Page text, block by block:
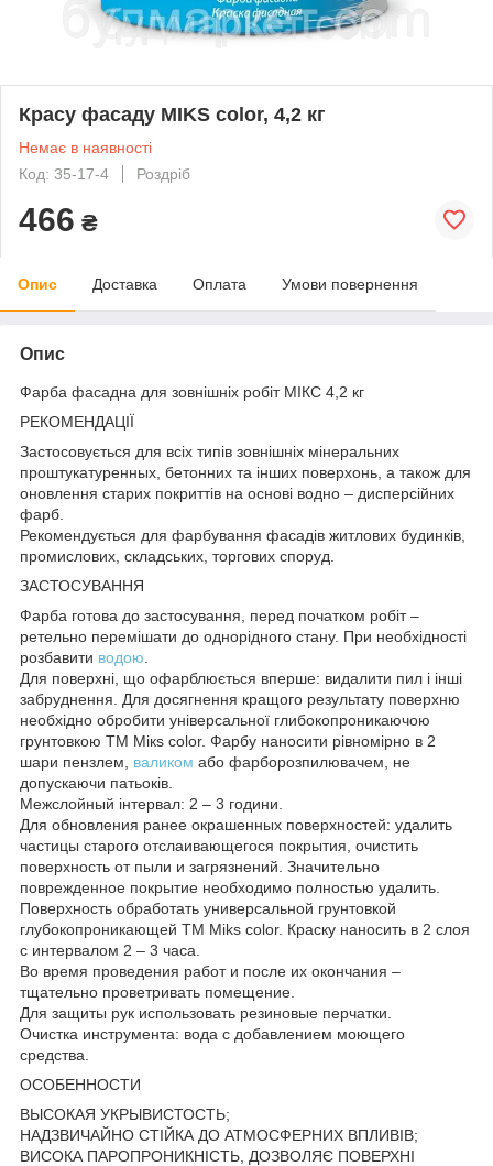
Красу фасаду MIKS color, 4,2 кг
Немає в наявності
Код: 35-17-4
Роздріб
466 ₴
Опис Доставка Оплата Умови повернення
Опис
Фарба фасадна для зовнішніх робіт МІКС 4,2 кг
РЕКОМЕНДАЦІЇ
Застосовується для всіх типів зовнішніх мінеральних
проштукатуренных, бетонних та інших поверхонь, а також для
оновлення старих покриттів на основі водно – дисперсійних
фарб.
Рекомендується для фарбування фасадів житлових будинків,
промислових, складських, торгових споруд.
ЗАСТОСУВАННЯ
Фарба готова до застосування, перед початком робіт –
ретельно перемішати до однорідного стану. При необхідності
розбавити водою
Для поверхні, що офарблюється вперше: видалити пил і інші
забруднення. Для досягнення кращого результату поверхню
необхідно обробити універсальної глибокопроникаючою
грунтовкою ТМ Мікѕ color. Фарбу наносити рівномірно в 2
шари пензлем, валиком або фарборозпилювачем, не
допускаючи патьоків.
Межслойный інтервал: 2 – 3 години.
Для обновления ранее окрашенных поверхностей: удалить
частицы старого отслаивающегося покрытия, очистить
поверхность от пыли и загрязнений. Значительно
поврежденное покрытие необходимо полностью удалить.
Поверхность обработать универсальной грунтовкой
глубокопроникающей TM Miks color. Краску наносить в 2 слоя
с интервалом 2 – 3 часа.
Во время проведения работ и после их окончания –
тщательно проветривать помещение.
Для защиты рук использовать резиновые перчатки.
Очистка инструмента: вода с добавлением моющего
средства.
ОСОБЕННОСТИ
ВЫСОКАЯ УКРЫВИСТОСТЬ;
НАДЗВИЧАЙНО СТІЙКА ДО АТМОСФЕРНИХ ВПЛИВІВ;
ВИСОКА ПАРОПРОНИКНІСТЬ, ДОЗВОЛЯЄ ПОВЕРХНІ